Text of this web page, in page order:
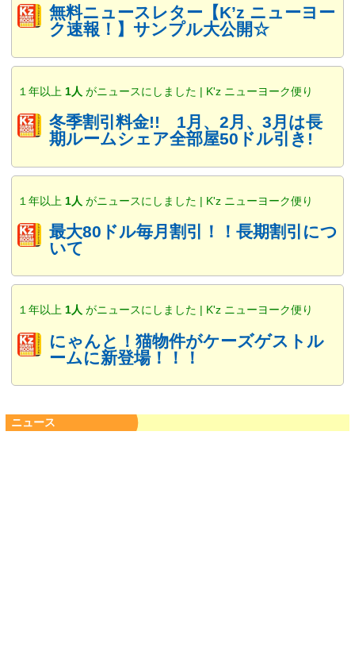
無料ニュースレター【K’z ニューヨー
ク速報！】サンプル大公開☆
１年以上 1人 がニュースにしました | K'z ニューヨーク便り
冬季割引料金!! 1月、2月、3月は長
期ルームシェア全部屋50ドル引き!
１年以上 1人 がニュースにしました | K'z ニューヨーク便り
最大80ドル毎月割引！！長期割引につ
いて
１年以上 1人 がニュースにしました | K'z ニューヨーク便り
にゃんと！猫物件がケーズゲストル
ームに新登場！！！
ニュース